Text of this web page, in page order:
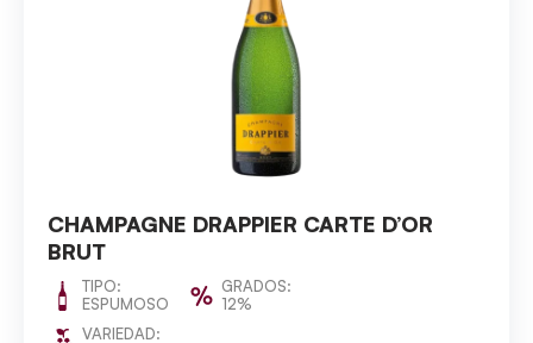
CHAMPAGNE DRAPPIER CARTE D’OR
BRUT
TIPO:
ESPUMOSO
GRADOS:
12%
VARIEDAD: